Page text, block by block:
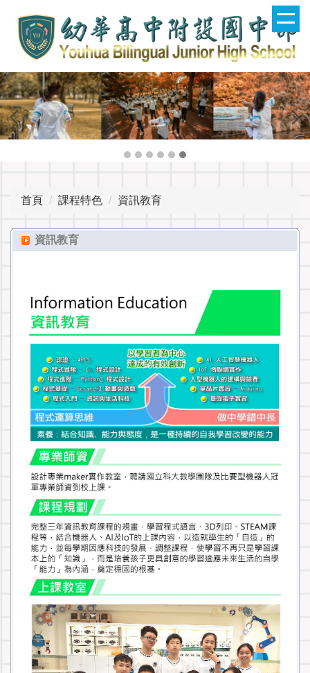
內
容
區
首頁 課程特色 資訊教育
資訊教育